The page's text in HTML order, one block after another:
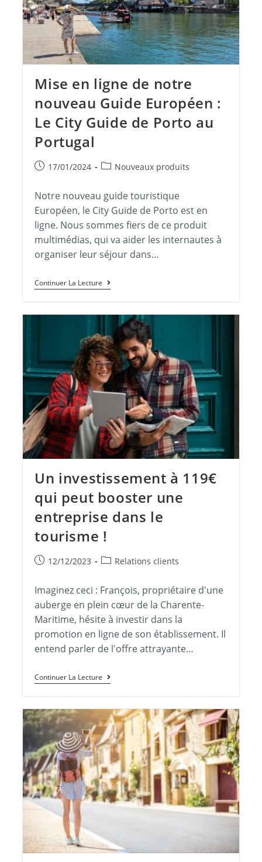
Mise en ligne de notre
nouveau Guide Européen :
Le City Guide de Porto au
Portugal
17/01/2024 Nouveaux produits
Notre nouveau guide touristique
Européen, le City Guide de Porto est en
ligne. Nous sommes fiers de ce produit
multimédias, qui va aider les internautes à
organiser leur séjour dans…
Continuer La Lecture
Un investissement à 119€
qui peut booster une
entreprise dans le
tourisme !
12/12/2023 Relations clients
Imaginez ceci : François, propriétaire d'une
auberge en plein cœur de la Charente-
Maritime, hésite à investir dans la
promotion en ligne de son établissement. Il
entend parler de l'offre attrayante…
Continuer La Lecture